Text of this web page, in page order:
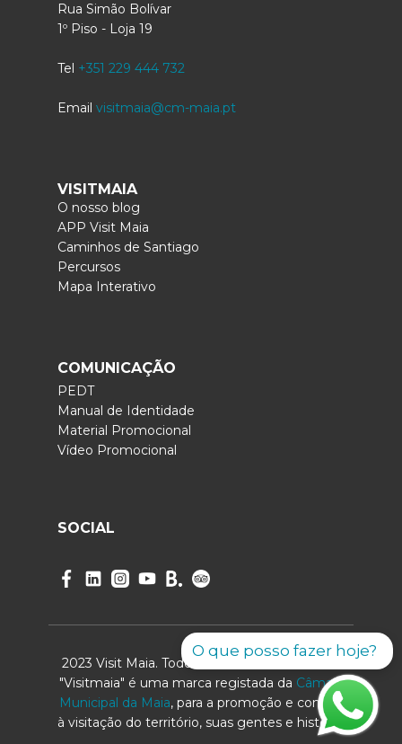
O que posso fazer hoje?
Rua Simão Bolívar
1º Piso - Loja 19
Tel +351 229 444 732
Email visitmaia@cm-maia.pt
VISITMAIA
O nosso blog
APP Visit Maia
Caminhos de Santiago
Percursos
Mapa Interativo
COMUNICAÇÃO
PEDT
Manual de Identidade
Material Promocional
Vídeo Promocional
SOCIAL
2023 Visit Maia. Todos os direitos reservados.
"Visitmaia" é uma marca registada da Câmara
Municipal da Maia, para a promoção e convite
à visitação do território, suas gentes e história.